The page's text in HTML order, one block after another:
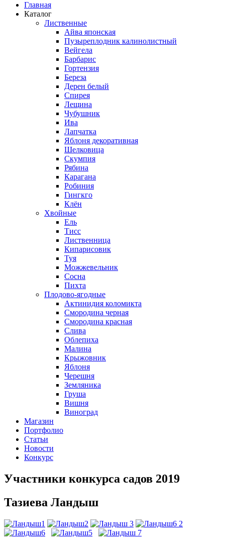
Главная
Каталог
Лиственные
Айва японская
Пузыреплодник калинолистный
Вейгела
Барбарис
Гортензия
Береза
Дерен белый
Спирея
Лещина
Чубушник
Ива
Лапчатка
Яблоня декоративная
Шелковица
Скумпия
Рябина
Карагана
Робиния
Гингкго
Клён
Хвойные
Ель
Тисс
Лиственница
Кипарисовик
Туя
Можжевельник
Сосна
Пихта
Плодово-ягодные
Актинидия коломикта
Смородина черная
Смородина красная
Слива
Облепиха
Малина
Крыжовник
Яблоня
Черешня
Земляника
Груша
Вишня
Виноград
Магазин
Портфолио
Статьи
Новости
Конкурс
Участники конкурса садов 2019
Тазиева Ландыш